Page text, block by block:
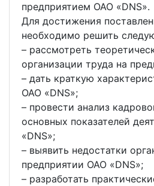
предприятием ОАО «DNS».
Для достижения
необходимо решить
– рассмотреть
организации труда на
– дать краткую
ОАО «DNS»;
– провести анализ
основных показателей
«DNS»;
– выявить недостатки
предприятии ОАО «DNS»;
– разработать